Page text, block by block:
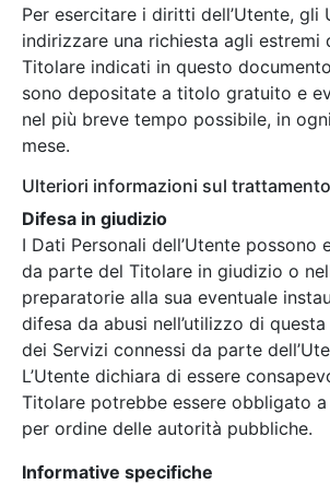
Per esercitare i diritti dell’Utente, gli
indirizzare una richiesta agli
Titolare indicati in questo
sono depositate a titolo gratuito e
nel più breve tempo possibile, in
mese.
Ulteriori informazioni sul trattamento
Difesa in giudizio
I Dati Personali dell’Utente possono
da parte del Titolare in giudizio o
preparatorie alla sua eventuale
difesa da abusi nell’utilizzo di
dei Servizi connessi da parte
L’Utente dichiara di essere
Titolare potrebbe essere obbligato
per ordine delle autorità pubbliche.
Informative specifiche